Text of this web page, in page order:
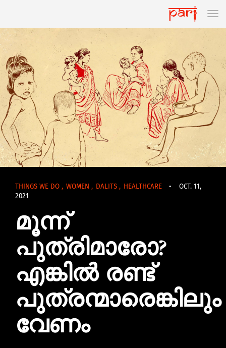
THINGS WE DO , WOMEN , DALITS , HEALTHCARE •
OCT. 11,
2021
മൂന്ന്
പുത്രിമാരോ?
എങ്കില്‍ രണ്ട്
പുത്രന്മാരെങ്കിലും
വേണം